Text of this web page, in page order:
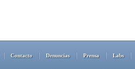
Contacto Denuncias Prensa Labs